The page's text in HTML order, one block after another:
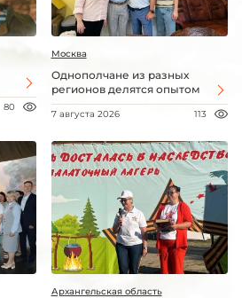
80
Москва
Однополчане из разных
регионов делятся опытом
7 августа 2026 113
Архангельская область